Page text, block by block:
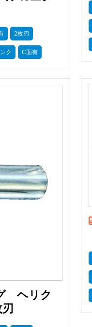
2枚刃
ク C面有
ヘリク